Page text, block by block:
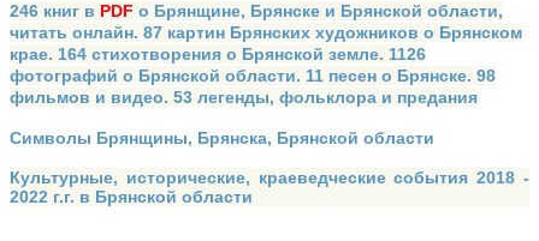
246 книг в PDF о Брянщине, Брянске и Брянской области,
читать онлайн. 87 картин Брянских художников о Брянском
крае. 164 стихотворения о Брянской земле. 1126
фотографий о Брянской области. 11 песен о Брянске. 98
фильмов и видео. 53 легенды, фольклора и предания
Символы Брянщины, Брянска, Брянской области
Культурные, исторические, краеведческие события 2018 -
2022 г.г. в Брянской области